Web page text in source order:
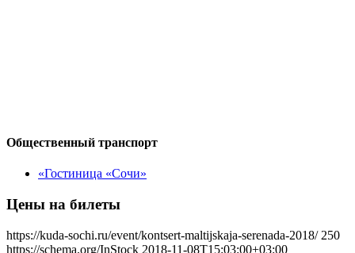
Общественный транспорт
«Гостиница «Сочи»
Цены на билеты
https://kuda-sochi.ru/event/kontsert-maltijskaja-serenada-2018/ 250
https://schema.org/InStock 2018-11-08T15:03:00+03:00